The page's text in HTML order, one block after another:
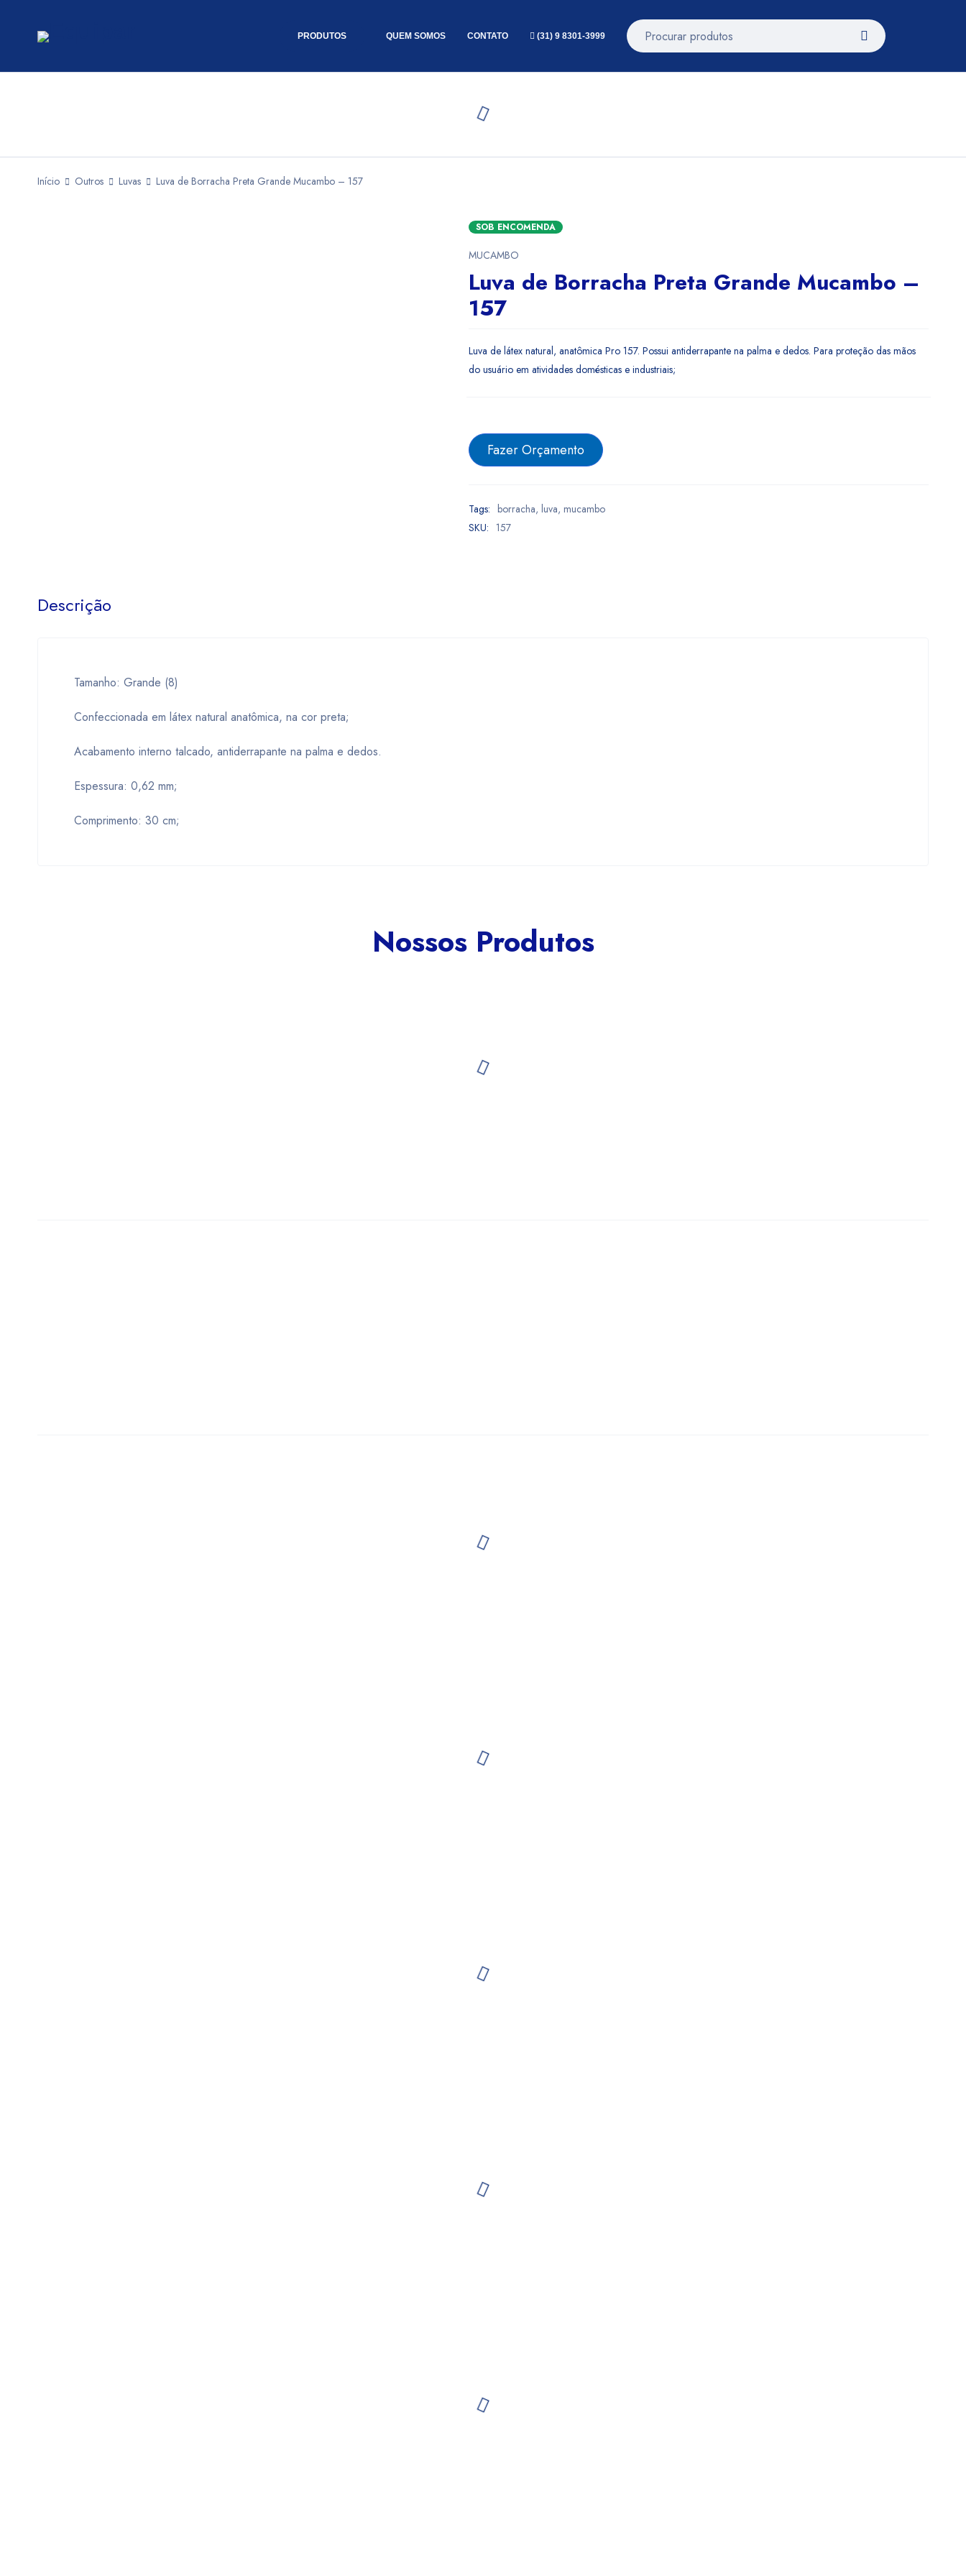
PRODUTOS QUEM SOMOS CONTATO (31) 9 8301-3999
Início Outros Luvas Luva de Borracha Preta Grande Mucambo – 157
SOB ENCOMENDA
MUCAMBO
Luva de Borracha Preta Grande Mucambo –
157
Luva de látex natural, anatômica Pro 157. Possui antiderrapante na palma e dedos. Para proteção das mãos
do usuário em atividades domésticas e industriais;
Fazer Orçamento
Tags: borracha,luva,mucambo
SKU: 157
Descrição
Tamanho: Grande (8)
Confeccionada em látex natural anatômica, na cor preta;
Acabamento interno talcado, antiderrapante na palma e dedos.
Espessura: 0,62 mm;
Comprimento: 30 cm;
Nossos Produtos